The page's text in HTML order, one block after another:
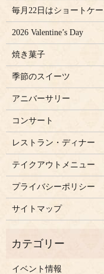
毎月22日はショートケ
2026 Valentine’s Day
焼き菓子
季節のスイーツ
アニバーサリー
コンサート
レストラン・ディナー
テイクアウトメニュー
プライバシーポリシー
サイトマップ
イベント情報